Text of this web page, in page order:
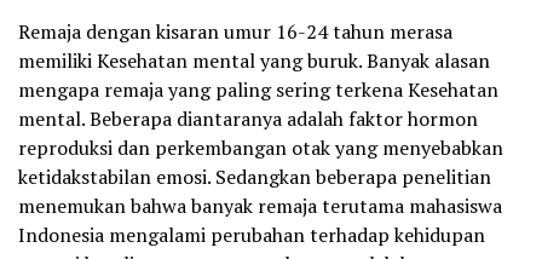
Remaja dengan kisaran umur 16-24 tahun merasa
memiliki Kesehatan mental yang buruk. Banyak alasan
mengapa remaja yang paling sering terkena Kesehatan
mental. Beberapa diantaranya adalah faktor hormon
reproduksi dan perkembangan otak yang menyebabkan
ketidakstabilan emosi. Sedangkan beberapa penelitian
menemukan bahwa banyak remaja terutama mahasiswa
Indonesia mengalami perubahan terhadap kehidupan